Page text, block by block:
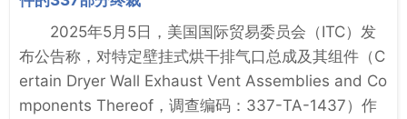
2025年5月5日，美国国际贸易委员会（ITC）发
布公告称，对特定壁挂式烘干排气口总成及其组件（C
ertain Dryer Wall Exhaust Vent Assemblies and Co
mponents Thereof，调查编码：337-TA-1437）作